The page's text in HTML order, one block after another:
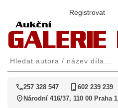
Registrovat
call257 328 547 phone_iphone602 239 239
location_on Národní 416/37, 110 00 Praha 1